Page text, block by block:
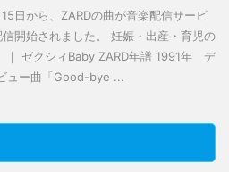
日から、ZARDの曲が音楽配信サービ
信開始されました。 妊娠・出産・育児の
｜ ゼクシィBaby ZARD年譜 1991年 デ
ュー曲「Good-bye ...